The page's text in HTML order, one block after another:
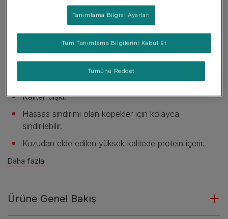
Sindirim Desteği
Mikroflora Dengesini Geliştirir.
Kaliteli dışkı.
Hassas sindirimi olan köpekler için kolayca
sindirilebilir.
Kuzudan elde edilen yüksek kalitede protein içerir.
Daha fazla
Ürüne Genel Bakış
Tanımlama Bilgisi Ayarları
Tümünü Reddet
Tüm Tanımlama Bilgilerini Kabul Et